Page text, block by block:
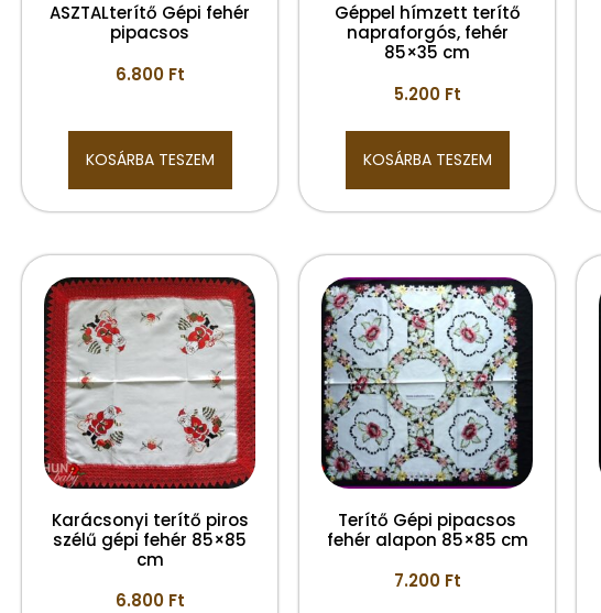
ASZTALterítő Gépi fehér
pipacsos
6.800 Ft
KOSÁRBA TESZEM
Géppel hímzett terítő
napraforgós, fehér
85×35 cm
5.200 Ft
KOSÁRBA TESZEM
Karácsonyi terítő piros
szélű gépi fehér 85×85
cm
6.800 Ft
Terítő Gépi pipacsos
fehér alapon 85×85 cm
7.200 Ft